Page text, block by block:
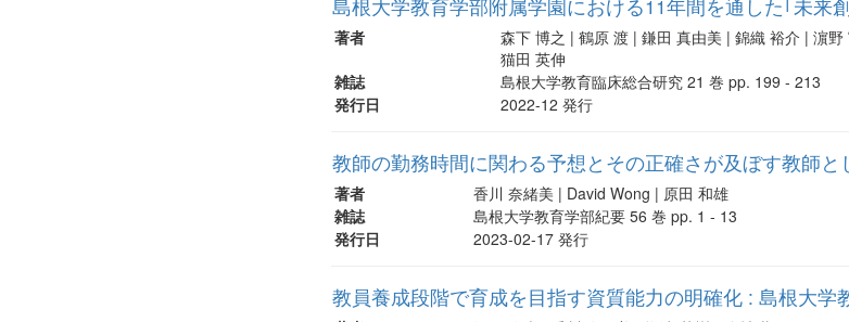
島根大学教育学部附属学園における11年間を通した｢未来
著者
森下 博之 | 鶴原 渡 | 鎌田 真由美 | 錦織 裕介 | 濵
猫田 英伸
雑誌
島根大学教育臨床総合研究 21 巻 pp. 199 - 213
発行日
2022-12 発行
教師の勤務時間に関わる予想とその正確さが及ぼす教師
著者
香川 奈緒美 | David Wong | 原田 和雄
雑誌
島根大学教育学部紀要 56 巻 pp. 1 - 13
発行日
2023-02-17 発行
教員養成段階で育成を目指す資質能力の明確化 : 島根大学